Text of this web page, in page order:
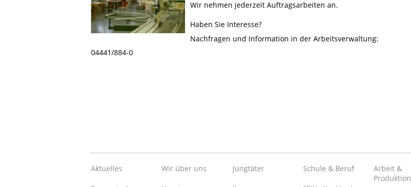
Wir nehmen jederzeit Auftragsarbeiten an.
Haben Sie Interesse?
Nachfragen und Information in der Arbeitsverwaltung:
04441/884-0
Aktuelles Wir über uns Jungtäter Schule & Beruf
Arbeit &
Produktion